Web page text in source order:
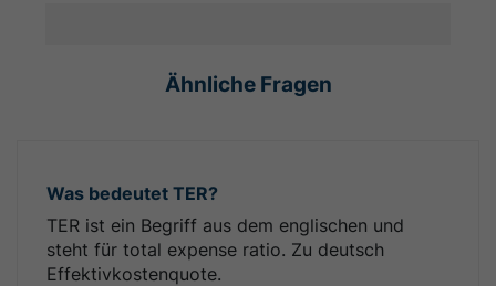
Ähnliche Fragen
Was bedeutet TER?
TER ist ein Begriff aus dem englischen und
steht für total expense ratio. Zu deutsch
Effektivkostenquote.